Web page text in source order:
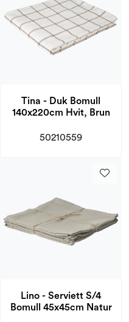
Tina - Duk Bomull
140x220cm Hvit, Brun
50210559
Lino - Serviett S/4
Bomull 45x45cm Natur